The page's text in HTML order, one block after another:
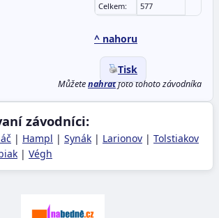
Celkem:
577
^ nahoru
Tisk
Můžetenahrátfoto tohoto závodníka
závodníci:
| Hampl | Synák | Larionov | Tolstiakov
| Végh